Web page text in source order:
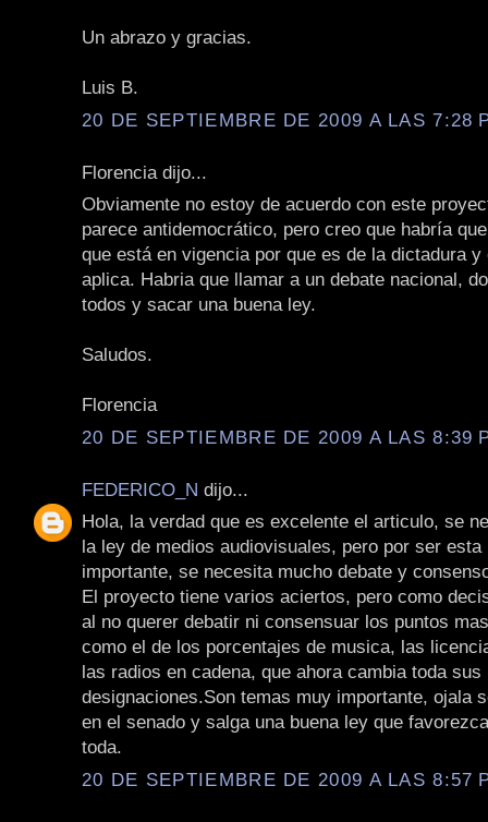
Un abrazo y gracias.
Luis B.
20 DE SEPTIEMBRE DE 2009 A LAS 7:28
Florencia dijo...
Obviamente no estoy de acuerdo con este
parece antidemocrático, pero creo que habría
que está en vigencia por que es de la dictadura
aplica. Habria que llamar a un debate nacional,
todos y sacar una buena ley.
Saludos.
Florencia
20 DE SEPTIEMBRE DE 2009 A LAS 8:39
FEDERICO_N dijo...
Hola, la verdad que es excelente el articulo, se
la ley de medios audiovisuales, pero por ser esta
importante, se necesita mucho debate y
El proyecto tiene varios aciertos, pero como
al no querer debatir ni consensuar los puntos
como el de los porcentajes de musica, las
las radios en cadena, que ahora cambia toda sus
designaciones.Son temas muy importante, ojala
en el senado y salga una buena ley que
toda.
20 DE SEPTIEMBRE DE 2009 A LAS 8:57